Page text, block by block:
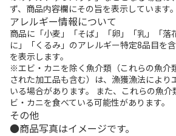
ず、商品内容欄にその旨を表示しています。
アレルギー情報について
商品に「小麦」「そば」「卵」「乳」「落
に」「くるみ」のアレルギー特定8品目を
を表示します。
※エビ・カニを除く魚介類（これらの魚介
された加工品も含む）は、漁獲漁法により
いる場合があります。 また、これらの魚
ビ・カニを食べている可能性があります。
その他
商品写真はイメージです。